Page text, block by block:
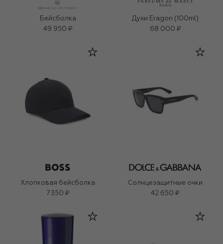
Бейсболка
49 950 ₽
Духи Eragon (100ml)
68 000 ₽
Хлопковая бейсболка
7 350 ₽
Солнцезащитные очки
42 650 ₽